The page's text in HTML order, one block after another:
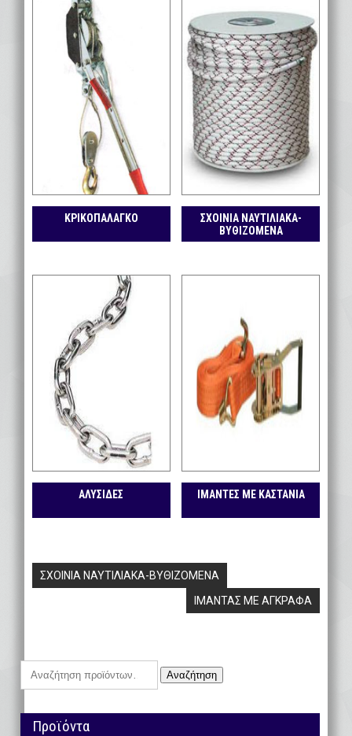
ΚΡΙΚΟΠΑΛΑΓΚΟ
ΣΧΟΙΝΙΑ ΝΑΥΤΙΛΙΑΚΑ-
ΒΥΘΙΖΟΜΕΝΑ
ΑΛΥΣΙΔΕΣ ΙΜΑΝΤΕΣ ΜΕ ΚΑΣΤΑΝΙΑ
Πλοήγηση
ΣΧΟΙΝΙΑ ΝΑΥΤΙΛΙΑΚΑ-ΒΥΘΙΖΟΜΕΝΑ
ΙΜΑΝΤΑΣ ΜΕ ΑΓΚΡΑΦΑ
Αναζήτηση
Αναζήτηση
Προϊόντα